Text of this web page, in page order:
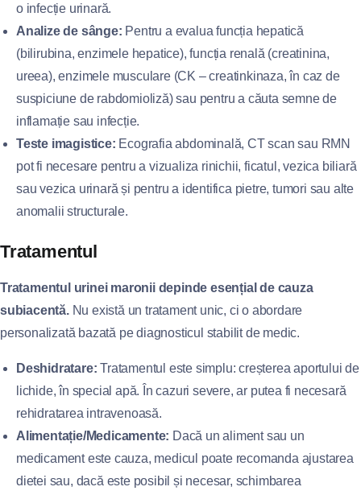
o infecție urinară.
Analize de sânge: Pentru a evalua funcția hepatică
(bilirubina, enzimele hepatice), funcția renală (creatinina,
ureea), enzimele musculare (CK – creatinkinaza, în caz de
suspiciune de rabdomioliză) sau pentru a căuta semne de
inflamație sau infecție.
Teste imagistice: Ecografia abdominală, CT scan sau RMN
pot fi necesare pentru a vizualiza rinichii, ficatul, vezica biliară
sau vezica urinară și pentru a identifica pietre, tumori sau alte
anomalii structurale.
Tratamentul
Tratamentul urinei maronii depinde esențial de cauza
subiacentă.Nu există un tratament unic, ci o abordare
personalizată bazată pe diagnosticul stabilit de medic.
Deshidratare: Tratamentul este simplu: creșterea aportului de
lichide, în special apă. În cazuri severe, ar putea fi necesară
rehidratarea intravenoasă.
Alimentație/Medicamente: Dacă un aliment sau un
medicament este cauza, medicul poate recomanda ajustarea
dietei sau, dacă este posibil și necesar, schimbarea